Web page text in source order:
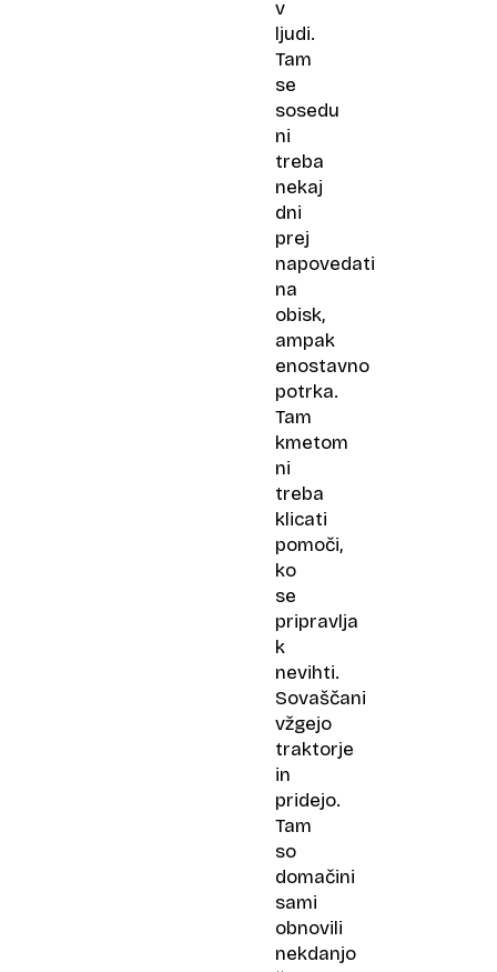
v
ljudi.
Tam
se
sosedu
ni
treba
nekaj
dni
prej
napovedati
na
obisk,
ampak
enostavno
potrka.
Tam
kmetom
ni
treba
klicati
pomoči,
ko
se
pripravlja
k
nevihti.
Sovaščani
vžgejo
traktorje
in
pridejo.
Tam
so
domačini
sami
obnovili
nekdanjo